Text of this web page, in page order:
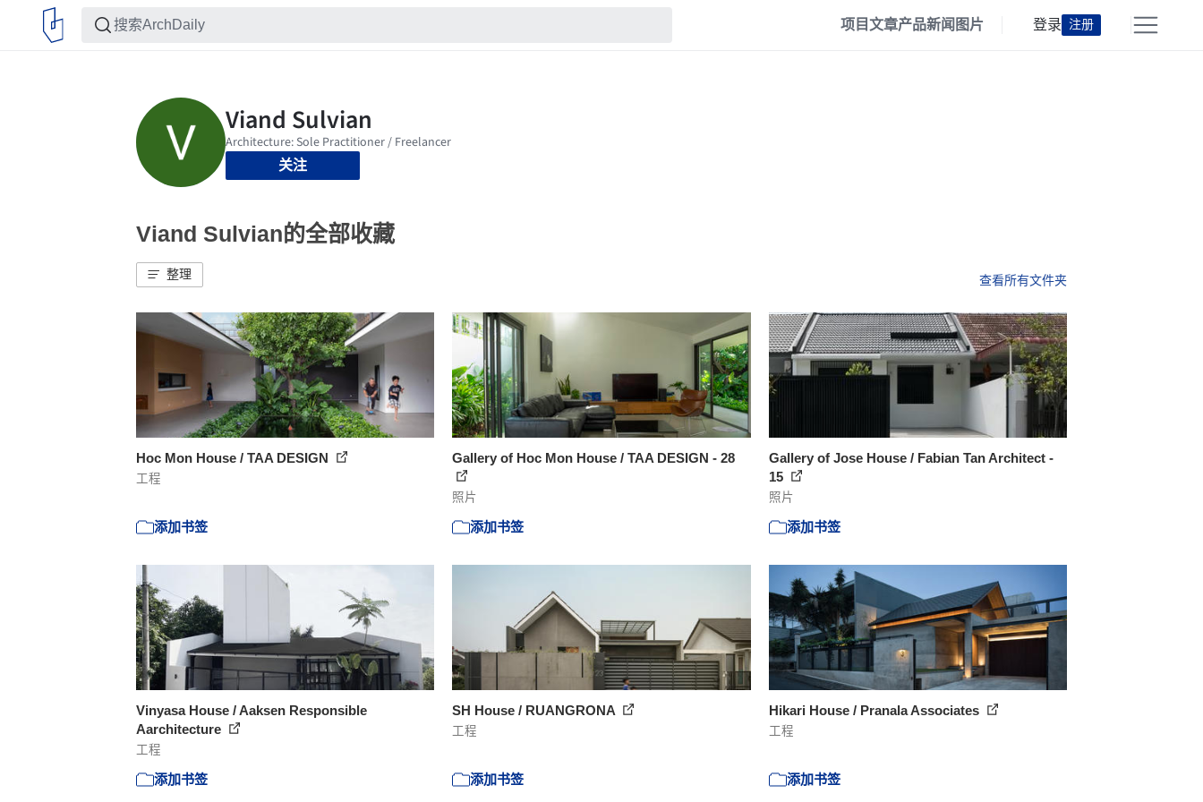
项目文章产品新闻 图片 登录 注册
关注
Viand Sulvian的全部收藏
整理 查看所有文件夹
Hoc Mon House / TAA DESIGN
工程
添加书签
Gallery of Hoc Mon House / TAA DESIGN - 28
照片
添加书签
Gallery of Jose House / Fabian Tan Architect -
15
照片
添加书签
Vinyasa House / Aaksen Responsible
Aarchitecture
工程
添加书签
SH House / RUANGRONA
工程
添加书签
Hikari House / Pranala Associates
工程
添加书签